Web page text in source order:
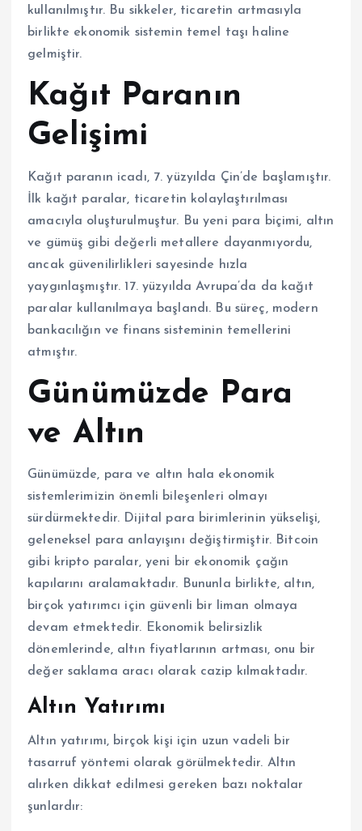
kullanılmıştır. Bu sikkeler, ticaretin artmasıyla
birlikte ekonomik sistemin temel taşı haline
gelmiştir.
Kağıt Paranın
Gelişimi
Kağıt paranın icadı, 7. yüzyılda Çin’de başlamıştır.
İlk kağıt paralar, ticaretin kolaylaştırılması
amacıyla oluşturulmuştur. Bu yeni para biçimi, altın
ve gümüş gibi değerli metallere dayanmıyordu,
ancak güvenilirlikleri sayesinde hızla
yaygınlaşmıştır. 17. yüzyılda Avrupa’da da kağıt
paralar kullanılmaya başlandı. Bu süreç, modern
bankacılığın ve finans sisteminin temellerini
atmıştır.
Günümüzde Para
ve Altın
Günümüzde, para ve altın hala ekonomik
sistemlerimizin önemli bileşenleri olmayı
sürdürmektedir. Dijital para birimlerinin yükselişi,
geleneksel para anlayışını değiştirmiştir. Bitcoin
gibi kripto paralar, yeni bir ekonomik çağın
kapılarını aralamaktadır. Bununla birlikte, altın,
birçok yatırımcı için güvenli bir liman olmaya
devam etmektedir. Ekonomik belirsizlik
dönemlerinde, altın fiyatlarının artması, onu bir
değer saklama aracı olarak cazip kılmaktadır.
Altın Yatırımı
Altın yatırımı, birçok kişi için uzun vadeli bir
tasarruf yöntemi olarak görülmektedir. Altın
alırken dikkat edilmesi gereken bazı noktalar
şunlardır: